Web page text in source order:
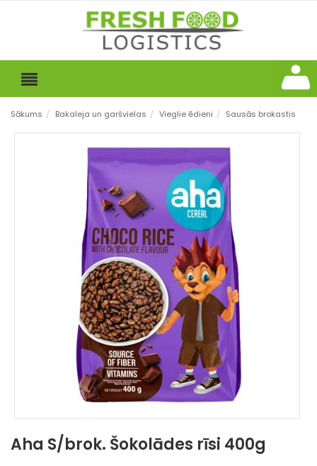
Sākums / Bakaleja un garšvielas / Vieglie ēdieni / Sausās brokastis
Aha S/brok. Šokolādes rīsi 400g